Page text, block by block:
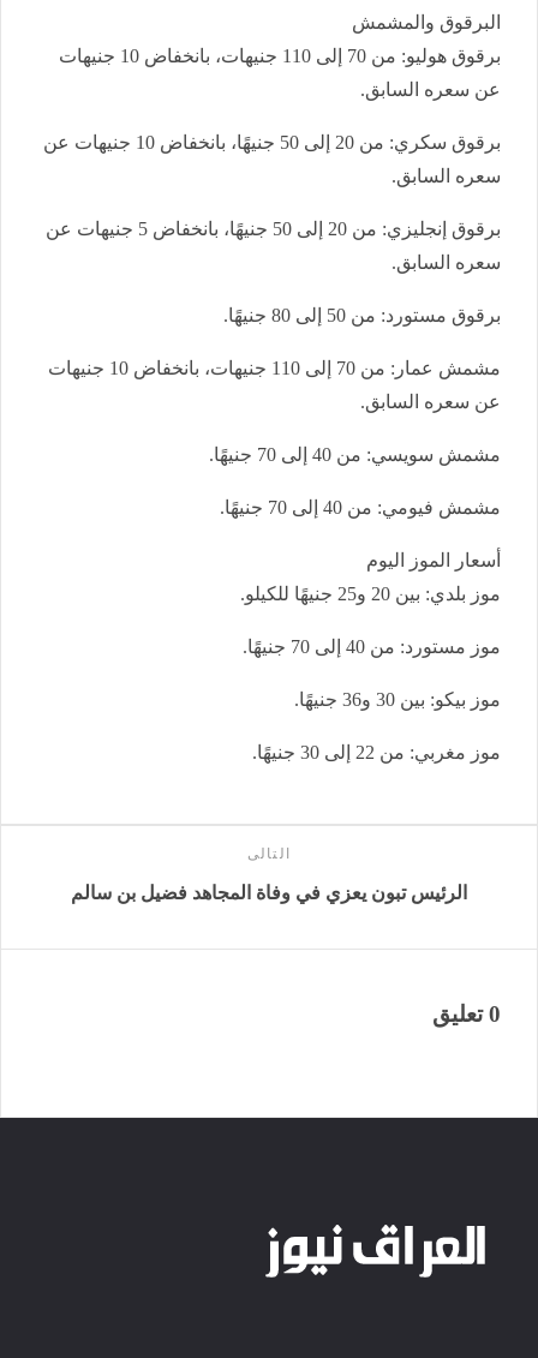
البرقوق والمشمش
برقوق هوليو: من 70 إلى 110 جنيهات، بانخفاض 10 جنيهات
عن سعره السابق.
برقوق سكري: من 20 إلى 50 جنيهًا، بانخفاض 10 جنيهات عن
سعره السابق.
برقوق إنجليزي: من 20 إلى 50 جنيهًا، بانخفاض 5 جنيهات عن
سعره السابق.
برقوق مستورد: من 50 إلى 80 جنيهًا.
مشمش عمار: من 70 إلى 110 جنيهات، بانخفاض 10 جنيهات
عن سعره السابق.
مشمش سويسي: من 40 إلى 70 جنيهًا.
مشمش فيومي: من 40 إلى 70 جنيهًا.
أسعار الموز اليوم
موز بلدي: بين 20 و25 جنيهًا للكيلو.
موز مستورد: من 40 إلى 70 جنيهًا.
موز بيكو: بين 30 و36 جنيهًا.
موز مغربي: من 22 إلى 30 جنيهًا.
التالى
الرئيس تبون يعزي في وفاة المجاهد فضيل بن سالم
0 تعليق